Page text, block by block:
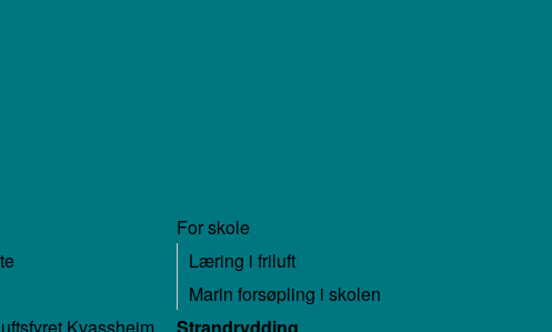
Kvassheim
For skole
Læring i friluft
Marin forsøpling i skolen
Strandrydding